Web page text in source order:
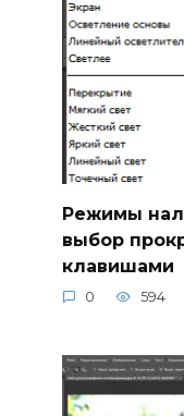
Режимы
выбор
клавишами
0 594